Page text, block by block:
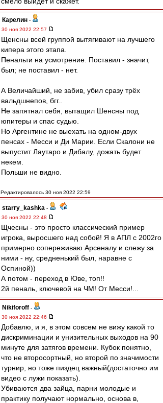
Карелин -
30 ноя 2022 22:57
Щенсны всей группой вытягивают на лучшего
кипера этого этапа.
Пенальти на усмотрение. Поставил - значит,
был; не поставил - нет.
А Величайший, не забив, убил сразу трёх
вальдшнепов, бгг..
Не запятнал себя, вытащил Шенсны под
юпитеры и спас судью.
Но Аргентине не выехать на одном-двух
пенсах - Месси и Ди Марии. Если Скалони не
выпустит Лаутаро и Дибалу, дожать будет
некем.
Польши не видно.
Редактировалось 30 ноя 2022 22:59
starry_kashka -
30 ноя 2022 22:48
Щчесны - это просто классический пример
игрока, выросшего над собой! Я в АПЛ с 2002го
примерно сопереживаю Арсеналу и слежу за
ними - ну, средненький был, наравне с
Оспиной))
А потом - переход в Юве, топ!!
2й пеналь, ключевой на ЧМ! От Месси!...
Nikiforoff -
30 ноя 2022 22:46
Добавлю, и я, в этом совсем не вижу какой то
дискриминации и унизительных выходов на 90
минуте для затягов времени. Кубок понятно,
что не второсортный, но второй по значимости
турнир, но тоже пиздец важный(достаточно им
видео с лужи показать).
Убиваются два зайца, парни молодые и
практику получают нормально, основа в,